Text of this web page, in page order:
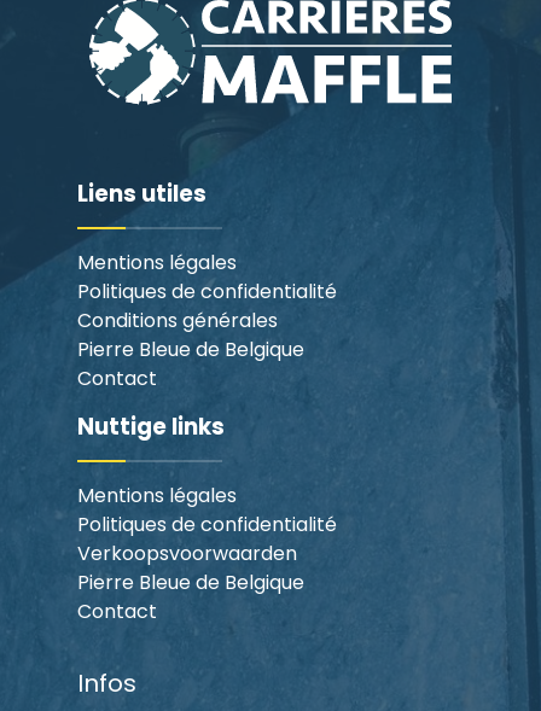
Liens utiles
Mentions légales
Politiques de confidentialité
Conditions générales
Pierre Bleue de Belgique
Contact
Nuttige links
Mentions légales
Politiques de confidentialité
Verkoopsvoorwaarden
Pierre Bleue de Belgique
Contact
Infos